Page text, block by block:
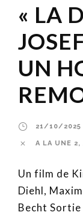
« LA
UN
21/10/2025
A LA UNE 2,
Un film de
Diehl,
Becht Sortie